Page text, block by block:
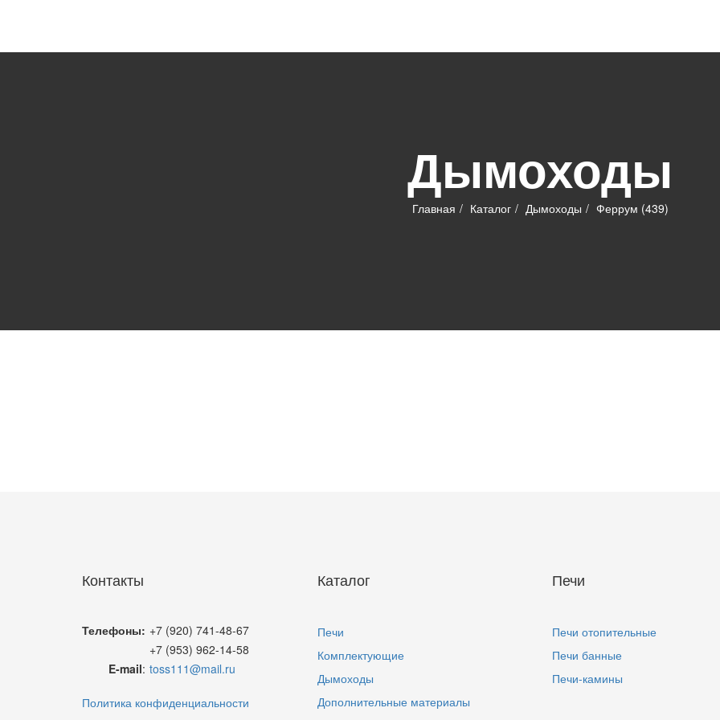
Дымоходы
Главная Каталог Дымоходы Феррум (439)
Контакты
Телефоны: +7 (920) 741-48-67
+7 (953) 962-14-58
E-mail: toss111@mail.ru
Политика конфиденциальности
Каталог
Печи
Комплектующие
Дымоходы
Дополнительные материалы
Печи
Печи отопительные
Печи банные
Печи-камины